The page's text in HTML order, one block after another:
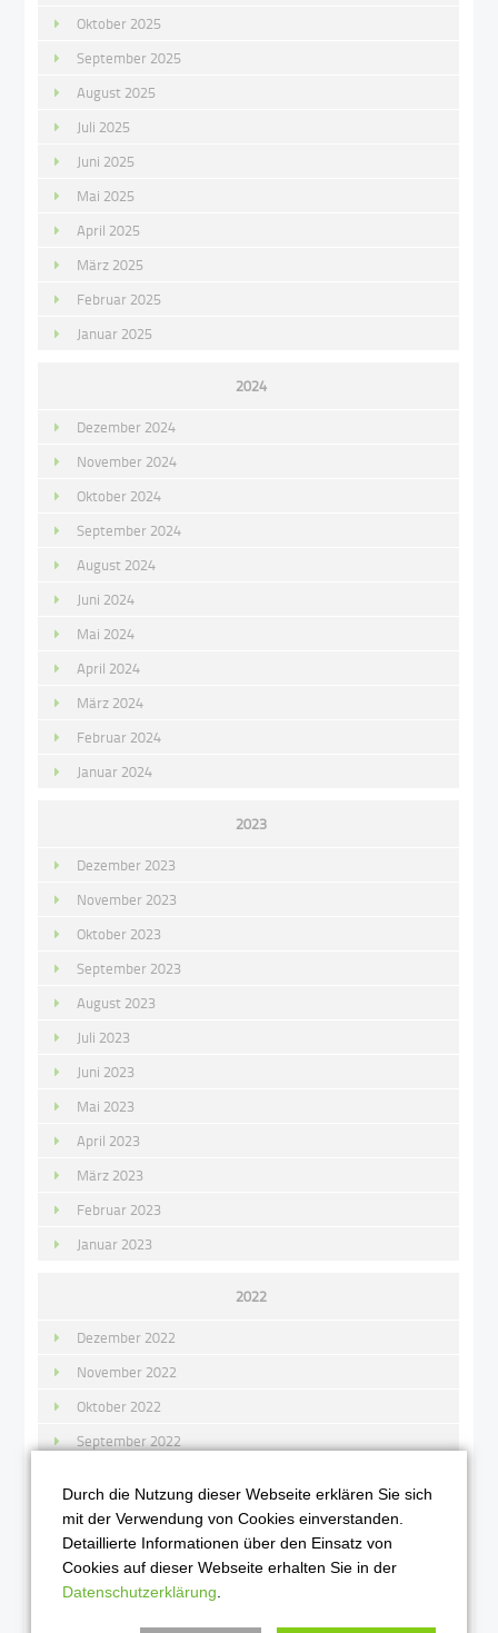
Oktober 2025
September 2025
August 2025
Juli 2025
Juni 2025
Mai 2025
April 2025
März 2025
Februar 2025
Januar 2025
2024
Dezember 2024
November 2024
Oktober 2024
September 2024
August 2024
Juni 2024
Mai 2024
April 2024
März 2024
Februar 2024
Januar 2024
2023
Dezember 2023
November 2023
Oktober 2023
September 2023
August 2023
Juli 2023
Juni 2023
Mai 2023
April 2023
März 2023
Februar 2023
Januar 2023
2022
Dezember 2022
November 2022
Oktober 2022
September 2022
Juli 2022
Juni 2022
Mai 2022
Durch die Nutzung dieser Webseite erklären Sie sich
mit der Verwendung von Cookies einverstanden.
Detaillierte Informationen über den Einsatz von
Cookies auf dieser Webseite erhalten Sie in der
Datenschutzerklärung